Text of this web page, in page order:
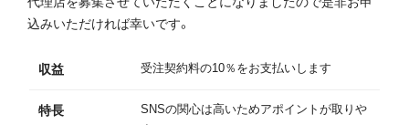
込みいただければ幸いです。
収益 受注契約料の10％をお支払いします
特長
SNSの関心は高いためアポイントが取りや